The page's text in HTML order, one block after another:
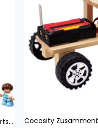
LEGO 10945 DUPLO Müllabfuhr und Wertstoffhof, Müllauto Spielzeug, Lernspielzeug, Kinderspielzeug ab 2 Jahre